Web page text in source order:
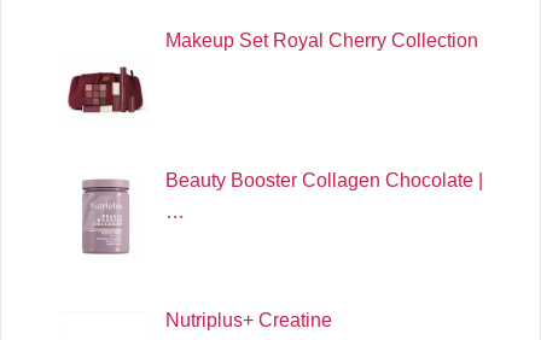
Makeup Set Royal Cherry Collection
Beauty Booster Collagen Chocolate |
…
Nutriplus+ Creatine